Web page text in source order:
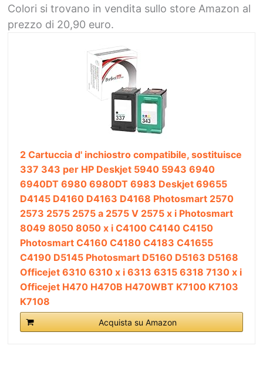
Colori si trovano in vendita sullo store Amazon al
prezzo di 20,90 euro.
2 Cartuccia d' inchiostro compatibile, sostituisce
337 343 per HP Deskjet 5940 5943 6940
6940DT 6980 6980DT 6983 Deskjet 69655
D4145 D4160 D4163 D4168 Photosmart 2570
2573 2575 2575 a 2575 V 2575 x i Photosmart
8049 8050 8050 x i C4100 C4140 C4150
Photosmart C4160 C4180 C4183 C41655
C4190 D5145 Photosmart D5160 D5163 D5168
Officejet 6310 6310 x i 6313 6315 6318 7130 x i
Officejet H470 H470B H470WBT K7100 K7103
K7108
Acquista su Amazon